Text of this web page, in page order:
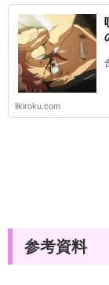
likiroku.com
参考資料